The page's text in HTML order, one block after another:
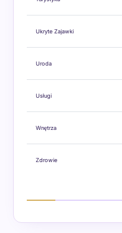
Ukryte Zajawki
Uroda
Usługi
Wnętrza
Zdrowie